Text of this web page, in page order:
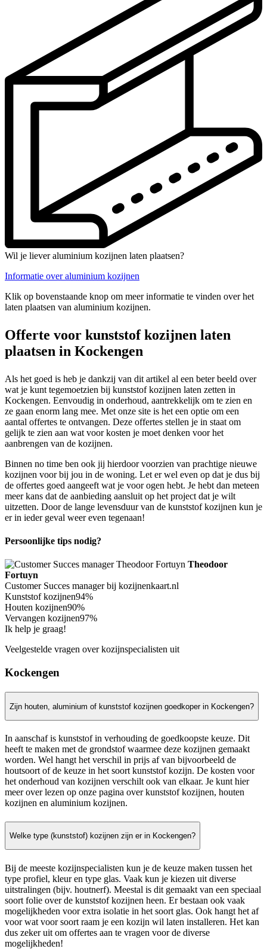
Wil je liever aluminium kozijnen laten plaatsen?
Informatie over aluminium kozijnen
Klik op bovenstaande knop om meer informatie te vinden over het
laten plaatsen van aluminium kozijnen.
Offerte voor kunststof kozijnen laten
plaatsen in Kockengen
Als het goed is heb je dankzij van dit artikel al een beter beeld over
wat je kunt tegemoetzien bij kunststof kozijnen laten zetten in
Kockengen. Eenvoudig in onderhoud, aantrekkelijk om te zien en
ze gaan enorm lang mee. Met onze site is het een optie om een
aantal offertes te ontvangen. Deze offertes stellen je in staat om
gelijk te zien aan wat voor kosten je moet denken voor het
aanbrengen van de kozijnen.
Binnen no time ben ook jij hierdoor voorzien van prachtige nieuwe
kozijnen voor bij jou in de woning. Let er wel even op dat je dus bij
de offertes goed aangeeft wat je voor ogen hebt. Je hebt dan meteen
meer kans dat de aanbieding aansluit op het project dat je wilt
uitzetten. Door de lange levensduur van de kunststof kozijnen kun je
er in ieder geval weer even tegenaan!
Persoonlijke tips nodig?
Theodoor
Fortuyn
Customer Succes manager bij kozijnenkaart.nl
Kunststof kozijnen94%
Houten kozijnen90%
Vervangen kozijnen97%
Ik help je graag!
Veelgestelde vragen over kozijnspecialisten uit
Kockengen
Zijn houten, aluminium of kunststof kozijnen goedkoper in Kockengen?
In aanschaf is kunststof in verhouding de goedkoopste keuze. Dit
heeft te maken met de grondstof waarmee deze kozijnen gemaakt
worden. Wel hangt het verschil in prijs af van bijvoorbeeld de
houtsoort of de keuze in het soort kunststof kozijn. De kosten voor
het onderhoud van kozijnen verschilt ook van elkaar. Je kunt hier
meer over lezen op onze pagina over kunststof kozijnen, houten
kozijnen en aluminium kozijnen.
Welke type (kunststof) kozijnen zijn er in Kockengen?
Bij de meeste kozijnspecialisten kun je de keuze maken tussen het
type profiel, kleur en type glas. Vaak kun je kiezen uit diverse
uitstralingen (bijv. houtnerf). Meestal is dit gemaakt van een speciaal
soort folie over de kunststof kozijnen heen. Er bestaan ook vaak
mogelijkheden voor extra isolatie in het soort glas. Ook hangt het af
voor wat voor soort raam je een kozijn wil laten installeren. Het kan
dus zeker uit om offertes aan te vragen voor de diverse
mogelijkheden!